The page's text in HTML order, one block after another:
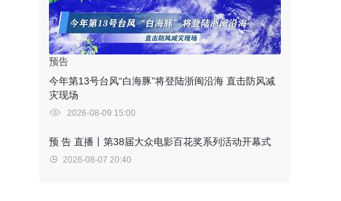
预告
今年第13号台风“白海豚”将登陆浙闽沿海 直击防风减
灾现场
2026-08-09 15:00
预 告 直播丨第38届大众电影百花奖系列活动开幕式
2026-08-07 20:40